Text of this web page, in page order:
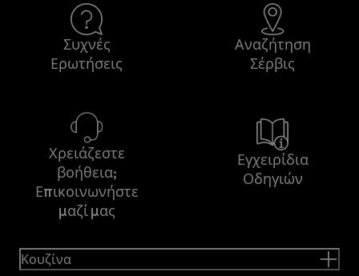
Συχνές
Ερωτήσεις
Αναζήτηση
Σέρβις
Χρειάζεστε
βοήθεια;
Επικοινωνήστε
μαζί μας
Εγχειρίδια
Οδηγιών
Κουζίνα